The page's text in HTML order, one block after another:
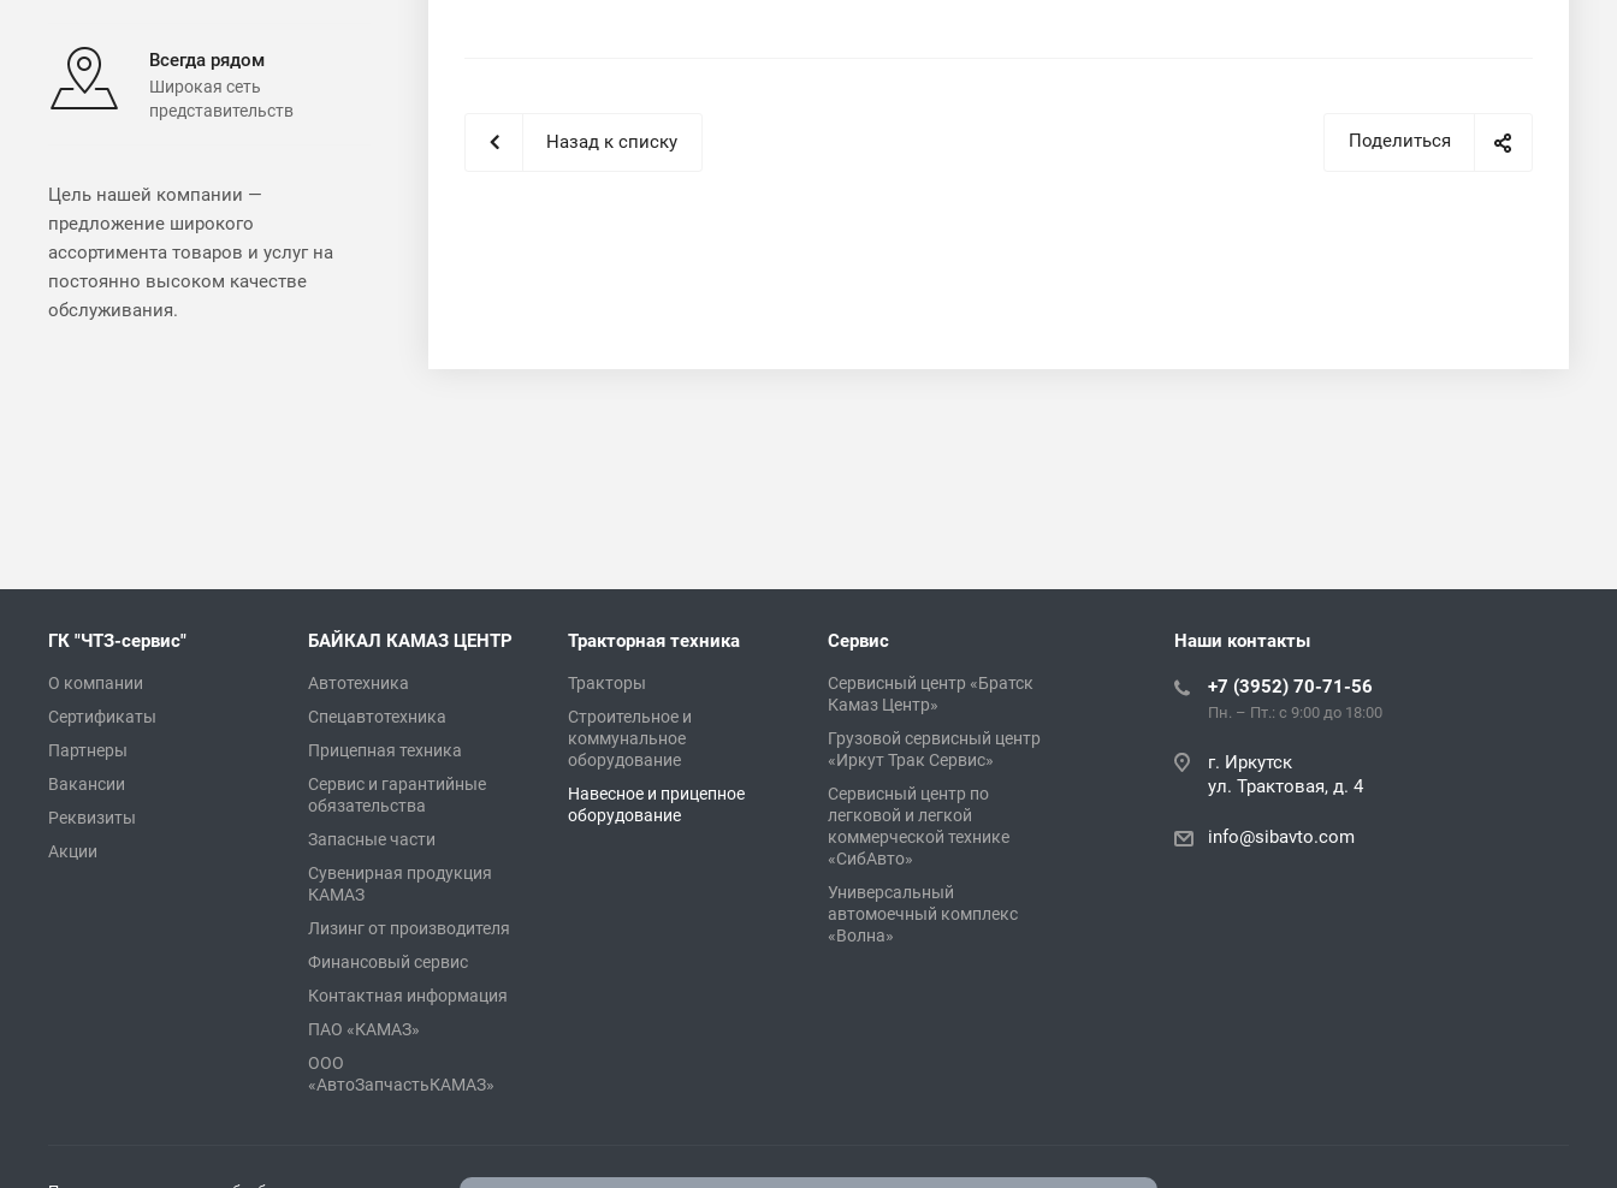
Поделиться
Назад к списку
Всегда рядом
Широкая сеть
представительств
Цель нашей компании —
предложение широкого
ассортимента товаров и услуг на
постоянно высоком качестве
обслуживания.
ГК "ЧТЗ-сервис"
О компании
Сертификаты
Партнеры
Вакансии
Реквизиты
Акции
БАЙКАЛ КАМАЗ ЦЕНТР
Автотехника
Спецавтотехника
Прицепная техника
Сервис и гарантийные
обязательства
Запасные части
Сувенирная продукция
КАМАЗ
Лизинг от производителя
Финансовый сервис
Контактная информация
ПАО «КАМАЗ»
ООО
«АвтоЗапчастьКАМАЗ»
Тракторная техника
Тракторы
Строительное и
коммунальное
оборудование
Навесное и прицепное
оборудование
Сервис
Сервисный центр «Братск
Камаз Центр»
Грузовой сервисный центр
«Иркут Трак Сервис»
Сервисный центр по
легковой и легкой
коммерческой технике
«СибАвто»
Универсальный
автомоечный комплекс
«Волна»
Наши контакты
+7 (3952) 70-71-56
Пн. – Пт.: с 9:00 до 18:00
г. Иркутск
ул. Трактовая, д. 4
info@sibavto.com